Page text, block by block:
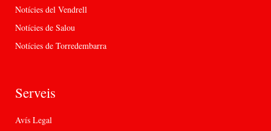
Notícies del Vendrell
Notícies de Salou
Notícies de Torredembarra
Serveis
Avís Legal